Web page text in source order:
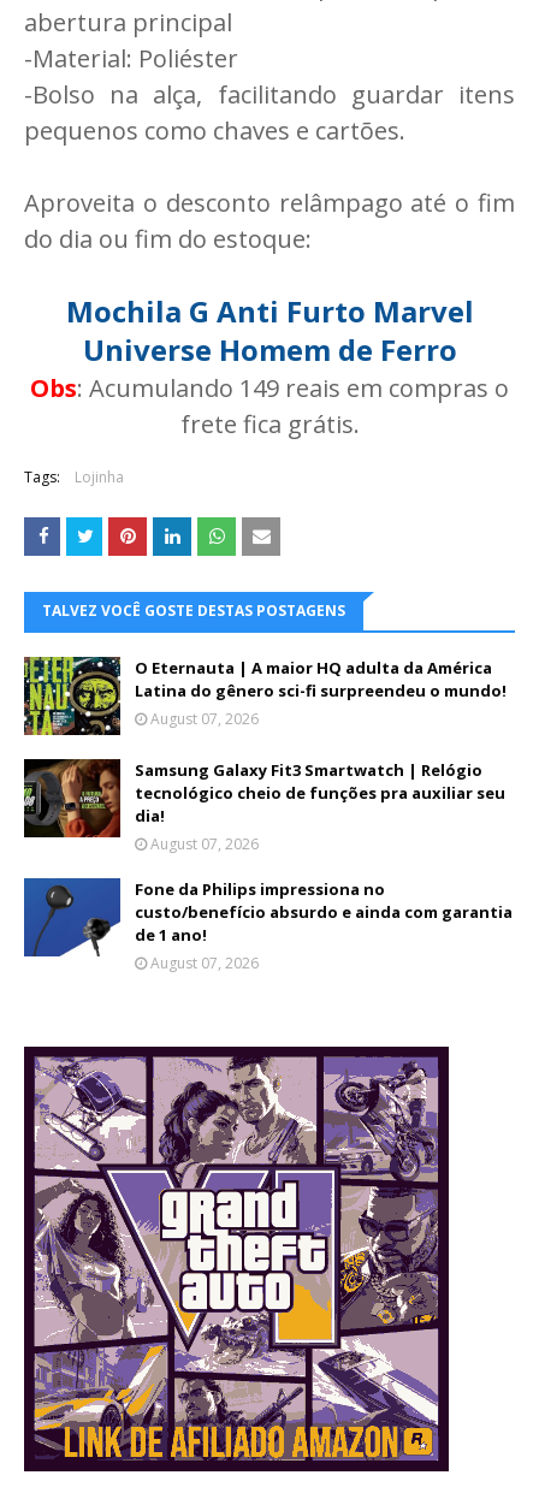
abertura principal
-Material: Poliéster
-Bolso na alça, facilitando guardar itens
pequenos como chaves e cartões.
Aproveita o desconto relâmpago até o fim
do dia ou fim do estoque:
Mochila G Anti Furto Marvel
Universe Homem de Ferro
Obs: Acumulando 149 reais em compras o
frete fica grátis.
Tags: Lojinha
TALVEZ VOCÊ GOSTE DESTAS POSTAGENS
O Eternauta | A maior HQ adulta da América
Latina do gênero sci-fi surpreendeu o mundo!
August 07, 2026
Samsung Galaxy Fit3 Smartwatch | Relógio
tecnológico cheio de funções pra auxiliar seu
dia!
August 07, 2026
Fone da Philips impressiona no
custo/benefício absurdo e ainda com garantia
de 1 ano!
August 07, 2026